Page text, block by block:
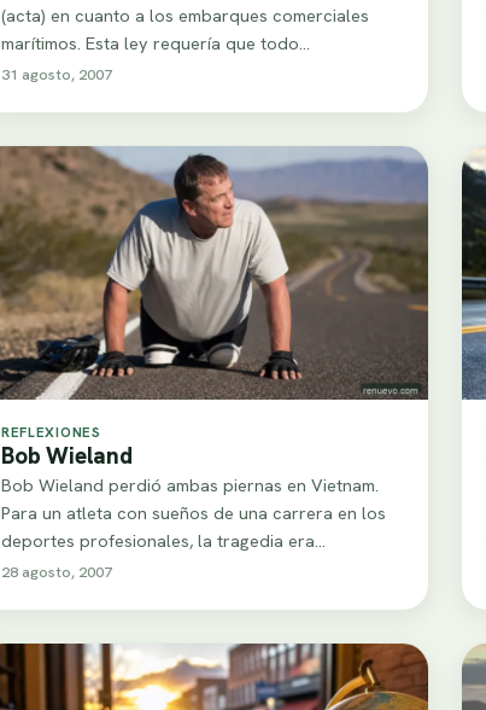
(acta) en cuanto a los embarques comerciales
marítimos. Esta ley requería que todo…
31 agosto, 2007
REFLEXIONES
Bob Wieland
Bob Wieland perdió ambas piernas en Vietnam.
Para un atleta con sueños de una carrera en los
deportes profesionales, la tragedia era…
28 agosto, 2007